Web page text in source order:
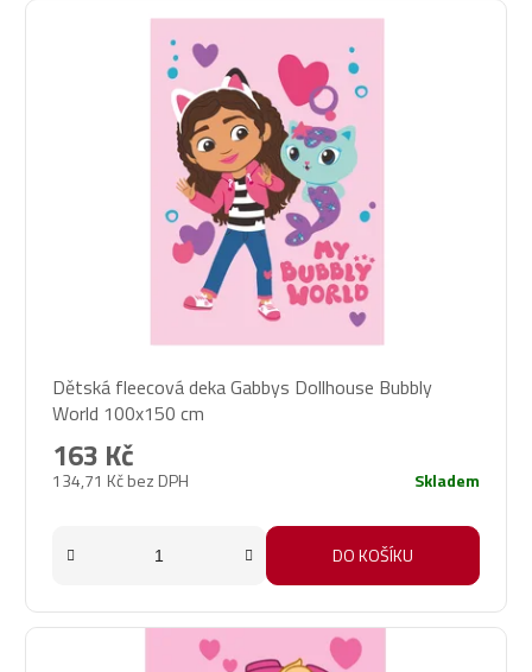
Dětská fleecová deka Gabbys Dollhouse Bubbly
World 100x150 cm
134,71 Kč bez DPH
163 Kč
Skladem
DO KOŠÍKU